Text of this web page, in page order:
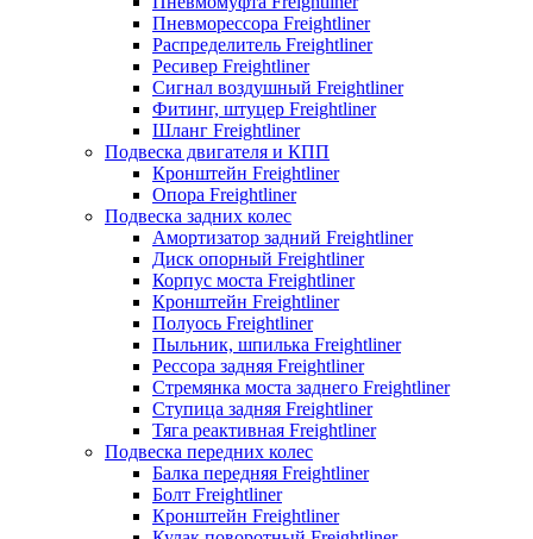
Пневморессора Freightliner
Распределитель Freightliner
Ресивер Freightliner
Сигнал воздушный Freightliner
Фитинг, штуцер Freightliner
Шланг Freightliner
Подвеска двигателя и КПП
Кронштейн Freightliner
Опора Freightliner
Подвеска задних колес
Амортизатор задний Freightliner
Диск опорный Freightliner
Корпус моста Freightliner
Кронштейн Freightliner
Полуось Freightliner
Пыльник, шпилька Freightliner
Рессора задняя Freightliner
Стремянка моста заднего Freightliner
Ступица задняя Freightliner
Тяга реактивная Freightliner
Подвеска передних колес
Балка передняя Freightliner
Болт Freightliner
Кронштейн Freightliner